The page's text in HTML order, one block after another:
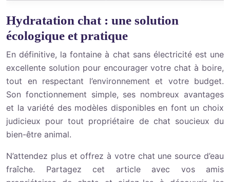
Hydratation chat : une solution
écologique et pratique
En définitive, la fontaine à chat sans électricité est une
excellente solution pour encourager votre chat à boire,
tout en respectant l’environnement et votre budget.
Son fonctionnement simple, ses nombreux avantages
et la variété des modèles disponibles en font un choix
judicieux pour tout propriétaire de chat soucieux du
bien-être animal.
N’attendez plus et offrez à votre chat une source d’eau
fraîche. Partagez cet article avec vos amis